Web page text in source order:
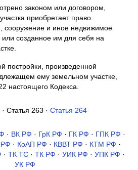
законом или договором,
приобретает право
сооружение и иное недвижимое
созданное им для себя на
постройки, произведенной
ему земельном участке,
настоящего Кодекса.
· Статья 263 · Статья 264
· ВК РФ · ГрК РФ · ГК РФ · ГПК РФ ·
РФ · КоАП РФ · КВВТ РФ · КТМ РФ ·
· ТК TC· ТК РФ · УИК РФ · УПК РФ ·
УК РФ